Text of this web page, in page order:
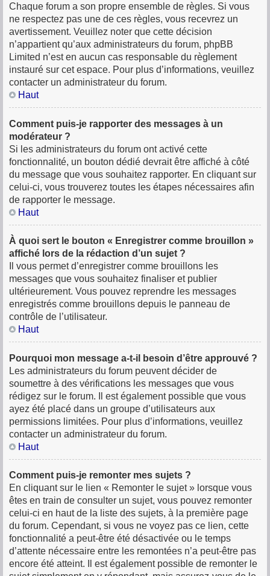
Chaque forum a son propre ensemble de règles. Si vous
ne respectez pas une de ces règles, vous recevrez un
avertissement. Veuillez noter que cette décision
n’appartient qu’aux administrateurs du forum, phpBB
Limited n’est en aucun cas responsable du règlement
instauré sur cet espace. Pour plus d’informations, veuillez
contacter un administrateur du forum.
Haut
Comment puis-je rapporter des messages à un
modérateur ?
Si les administrateurs du forum ont activé cette
fonctionnalité, un bouton dédié devrait être affiché à côté
du message que vous souhaitez rapporter. En cliquant sur
celui-ci, vous trouverez toutes les étapes nécessaires afin
de rapporter le message.
Haut
À quoi sert le bouton « Enregistrer comme brouillon »
affiché lors de la rédaction d’un sujet ?
Il vous permet d’enregistrer comme brouillons les
messages que vous souhaitez finaliser et publier
ultérieurement. Vous pouvez reprendre les messages
enregistrés comme brouillons depuis le panneau de
contrôle de l’utilisateur.
Haut
Pourquoi mon message a-t-il besoin d’être approuvé ?
Les administrateurs du forum peuvent décider de
soumettre à des vérifications les messages que vous
rédigez sur le forum. Il est également possible que vous
ayez été placé dans un groupe d’utilisateurs aux
permissions limitées. Pour plus d’informations, veuillez
contacter un administrateur du forum.
Haut
Comment puis-je remonter mes sujets ?
En cliquant sur le lien « Remonter le sujet » lorsque vous
êtes en train de consulter un sujet, vous pouvez remonter
celui-ci en haut de la liste des sujets, à la première page
du forum. Cependant, si vous ne voyez pas ce lien, cette
fonctionnalité a peut-être été désactivée ou le temps
d’attente nécessaire entre les remontées n’a peut-être pas
encore été atteint. Il est également possible de remonter le